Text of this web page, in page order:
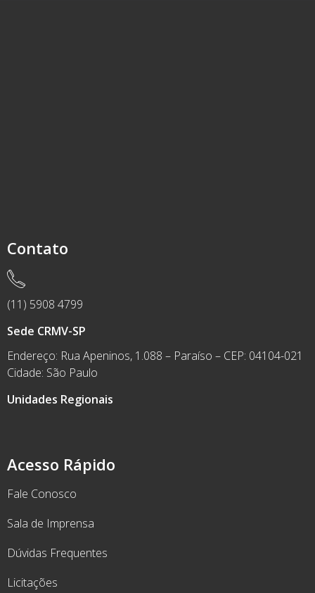
Acesso Rápido
Fale Conosco
Sala de Imprensa
Dúvidas Frequentes
Licitações
Contato
(11) 5908 4799
Sede CRMV-SP
Endereço: Rua Apeninos, 1.088 – Paraíso – CEP: 04104-021
Cidade: São Paulo
Unidades Regionais